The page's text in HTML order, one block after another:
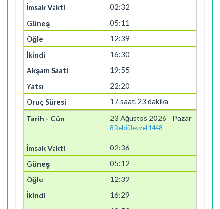
02:32
05:11
12:39
16:30
19:55
22:20
17 saat, 23 dakika
23 Ağustos 2026 - Pazar
8 Rebiülevvel 1448
02:36
05:12
12:39
16:29